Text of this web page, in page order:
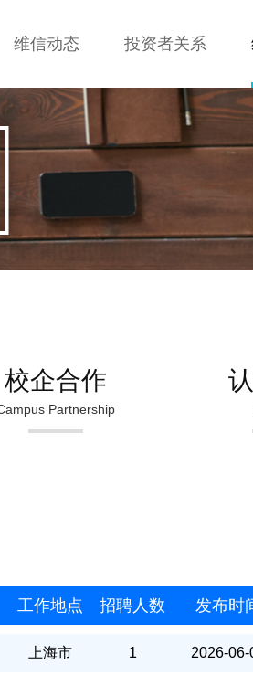
维信动态 投资者关系
校企合作
Partnership
工作地点 招聘人数 发布时
上海市 1 2026-06-